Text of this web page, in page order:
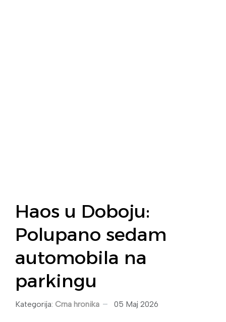
Haos u Doboju:
Polupano sedam
automobila na
parkingu
Kategorija: Crna hronika 05 Maj 2026